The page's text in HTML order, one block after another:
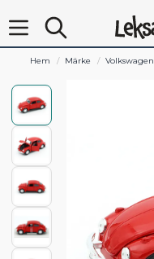
Hem Märke Volkswagen